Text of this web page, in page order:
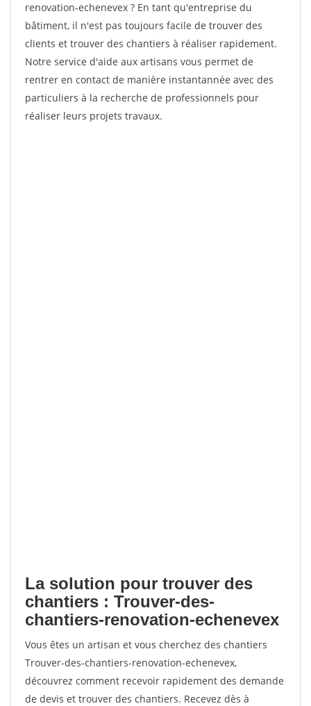
renovation-echenevex ? En tant qu'entreprise du
bâtiment, il n'est pas toujours facile de trouver des
clients et trouver des chantiers à réaliser rapidement.
Notre service d'aide aux artisans vous permet de
rentrer en contact de manière instantannée avec des
particuliers à la recherche de professionnels pour
réaliser leurs projets travaux.
La solution pour trouver des
chantiers : Trouver-des-
chantiers-renovation-echenevex
Vous êtes un artisan et vous cherchez des chantiers
Trouver-des-chantiers-renovation-echenevex,
découvrez comment recevoir rapidement des demande
de devis et trouver des chantiers. Recevez dès à